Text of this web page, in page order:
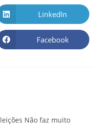
LinkedIn
Facebook
Não faz muito